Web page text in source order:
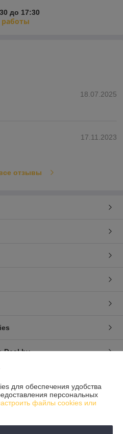
до 17:30
работы
18.07.2025
17.11.2023
отзывы
Deal.by
7-2, офис1301
для обеспечения удобства
персональных
файлы cookies или